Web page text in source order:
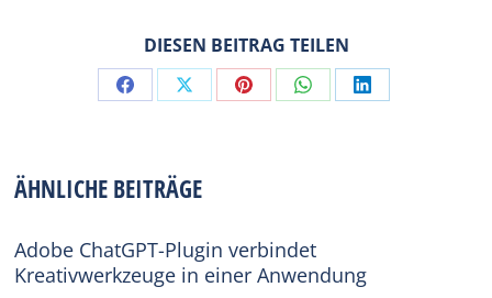
DIESEN BEITRAG TEILEN
Share Share Share Share Share
ÄHNLICHE BEITRÄGE
Adobe ChatGPT-Plugin verbindet
Kreativwerkzeuge in einer Anwendung